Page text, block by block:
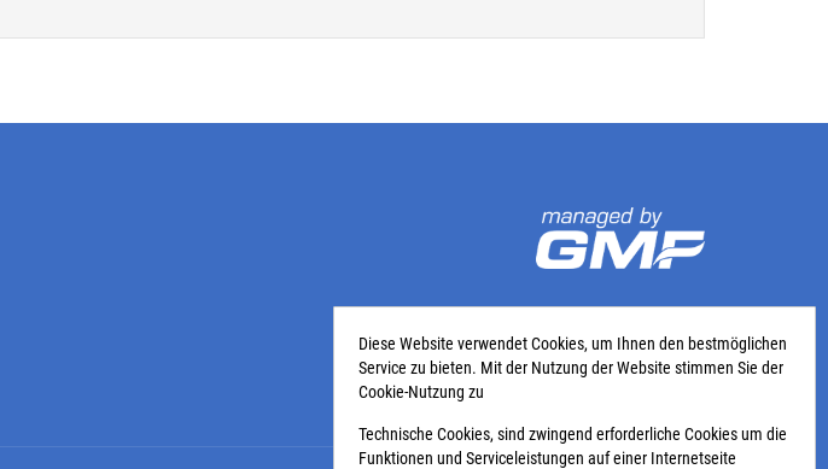
Diese Website verwendet Cookies, um Ihnen den bestmöglichen
Service zu bieten. Mit der Nutzung der Website stimmen Sie der
Cookie-Nutzung zu
Technische Cookies, sind zwingend erforderliche Cookies um die
Funktionen und Serviceleistungen auf einer Internetseite